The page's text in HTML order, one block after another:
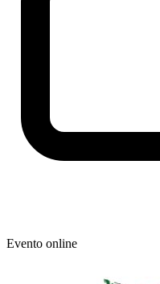
Evento online